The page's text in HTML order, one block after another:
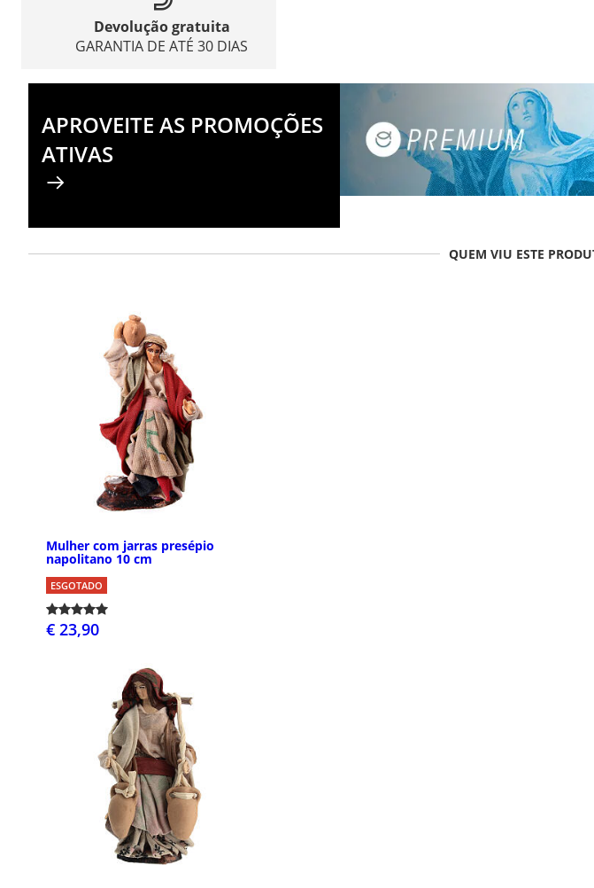
Devolução gratuita
GARANTIA DE ATÉ 30 DIAS
APROVEITE AS PROMOÇÕES
ATIVAS
QUEM VIU ESTE
Mulher com jarras presépio
napolitano 10 cm
ESGOTADO
€ 23,90